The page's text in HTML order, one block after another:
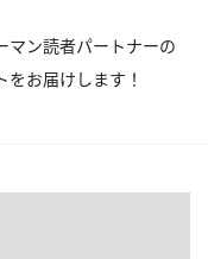
マン読者パートナーの
お届けします！